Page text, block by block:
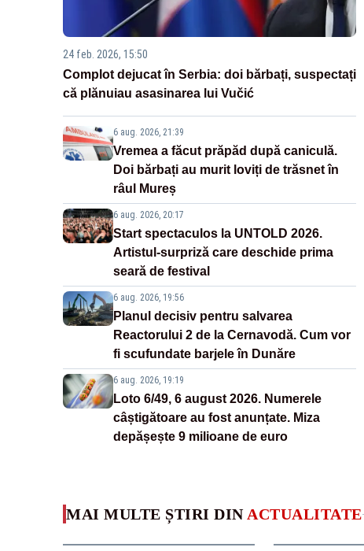
24 feb. 2026, 15:50
Complot dejucat în Serbia: doi bărbați, suspectați
că plănuiau asasinarea lui Vučić
6 aug. 2026, 21:39
Vremea a făcut prăpăd după caniculă.
Doi bărbați au murit loviți de trăsnet în
râul Mureș
6 aug. 2026, 20:17
Start spectaculos la UNTOLD 2026.
Artistul-surpriză care deschide prima
seară de festival
6 aug. 2026, 19:56
Planul decisiv pentru salvarea
Reactorului 2 de la Cernavodă. Cum vor
fi scufundate barjele în Dunăre
6 aug. 2026, 19:19
Loto 6/49, 6 august 2026. Numerele
câștigătoare au fost anunțate. Miza
depășește 9 milioane de euro
MAI MULTE ȘTIRI DIN ACTUALITATE